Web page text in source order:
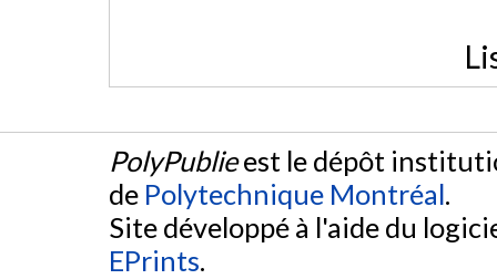
PolyPublieest le dépôt
de Polytechnique Montréal.
Site développé à l'aide du
EPrints.